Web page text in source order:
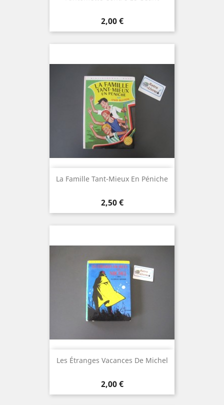
Prix
2,00 €
La Famille Tant-Mieux En Péniche
Prix
2,50 €
Les Étranges Vacances De Michel
Prix
2,00 €